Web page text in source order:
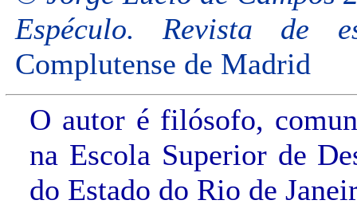
Espéculo. Revista de
Complutense de Madrid
O autor é filósofo,
na Escola Superior de
do Estado do Rio de